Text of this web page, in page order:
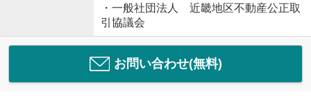
・一般社団法人 近畿地区不動産公正取
引協議会
お問い合わせ(無料)